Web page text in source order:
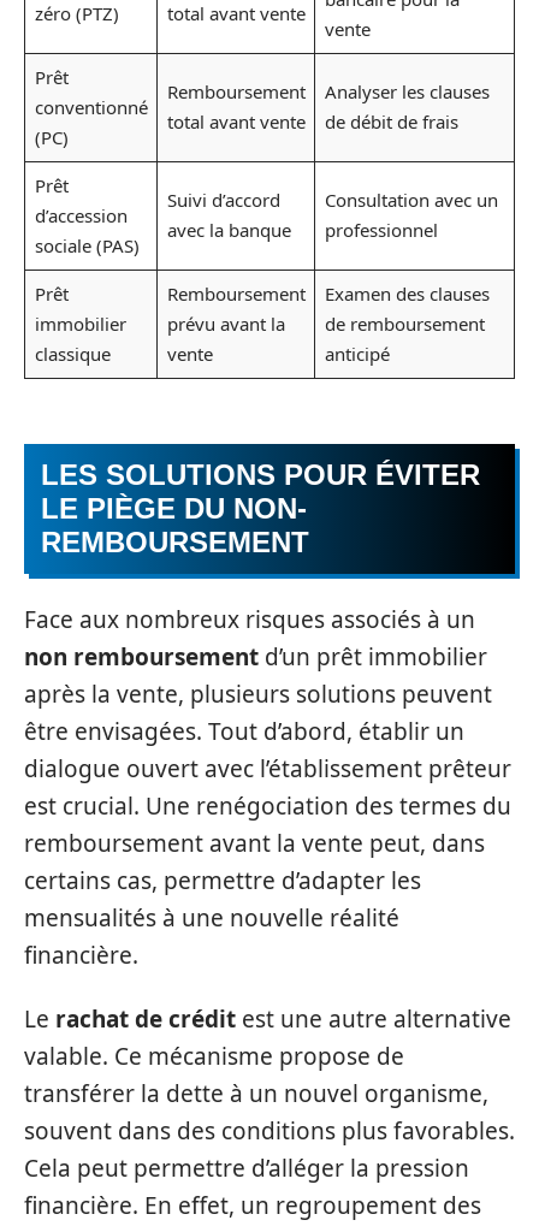
zéro (PTZ)
total avant vente
vente
Prêt
conventionné
(PC)
Remboursement
total avant vente
Analyser les clauses
de débit de frais
Prêt
d’accession
sociale (PAS)
Suivi d’accord
avec la banque
Consultation avec un
professionnel
Prêt
immobilier
classique
Remboursement
prévu avant la
vente
Examen des clauses
de remboursement
anticipé
LES SOLUTIONS POUR ÉVITER
LE PIÈGE DU NON-
REMBOURSEMENT
Face aux nombreux risques associés à un
non remboursement d’un prêt immobilier
après la vente, plusieurs solutions peuvent
être envisagées. Tout d’abord, établir un
dialogue ouvert avec l’établissement prêteur
est crucial. Une renégociation des termes du
remboursement avant la vente peut, dans
certains cas, permettre d’adapter les
mensualités à une nouvelle réalité
financière.
Le rachat de crédit est une autre alternative
valable. Ce mécanisme propose de
transférer la dette à un nouvel organisme,
souvent dans des conditions plus favorables.
Cela peut permettre d’alléger la pression
financière. En effet, un regroupement des